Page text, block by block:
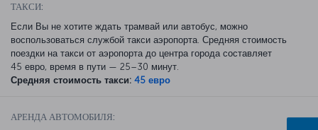
ТАКСИ:
Если Вы не хотите ждать трамвай или автобус, можно
воспользоваться службой такси аэропорта. Средняя стоимость
поездки на такси от аэропорта до центра города составляет
45 евро, время в пути — 25–30 минут.
Средняя стоимость такси: 45 евро
АРЕНДА АВТОМОБИЛЯ: